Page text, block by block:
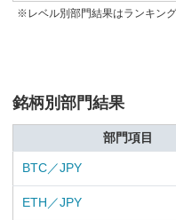
※レベル別部門結果はランキン
銘柄別部門結果
部門項目
BTC／JPY
ETH／JPY